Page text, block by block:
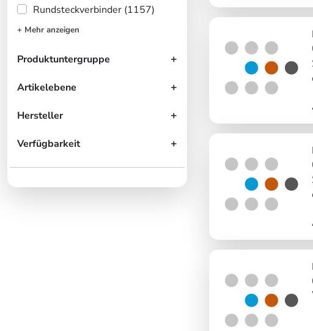
Rundsteckverbinder (1157)
+ Mehr anzeigen
Produktuntergruppe
Artikelebene
Hersteller
Verfügbarkeit